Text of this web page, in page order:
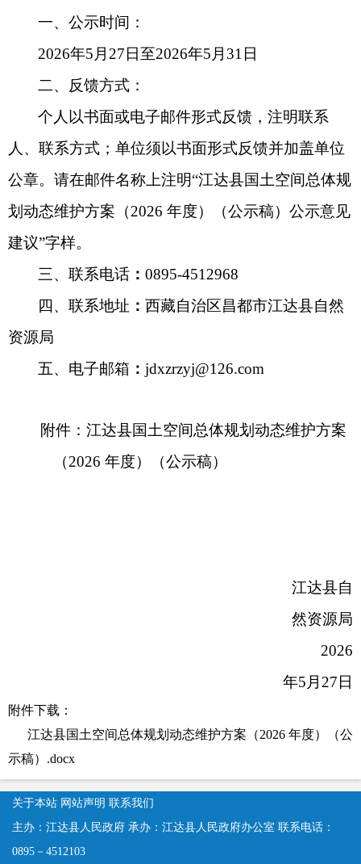
一、公示时间：
2026年5 月 27 日至2026年5 月 31 日
二、 反馈方式：
个人以书面或电子邮件形式反馈，注明联系
人、联系方式；单位须以书面形式反馈并加盖单位
公章。请在邮件名称上注明“江达县国土空间总体规
划动态维护方案（2026 年度）（公示稿）公示意见
建议”字样。
三、联系电话 ：0895-4512968
四、联系地址 ：西藏自治区昌都市江达县自然
资源局
五、电子邮箱 ：jdxzrzyj@126.com
附件：江达县国土空间总体规划动态维护方案
（2026 年度）（公示稿）
江达县自
然资源局
2026
年5 月 27 日
附件下载：
江达县国土空间总体规划动态维护方案（2026 年度）（公
示稿）.docx
关于本站 网站声明 联系我们
主办：江达县人民政府 承办：江达县人民政府办公室 联系电话：
0895－4512103